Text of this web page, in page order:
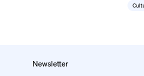
Newsletter